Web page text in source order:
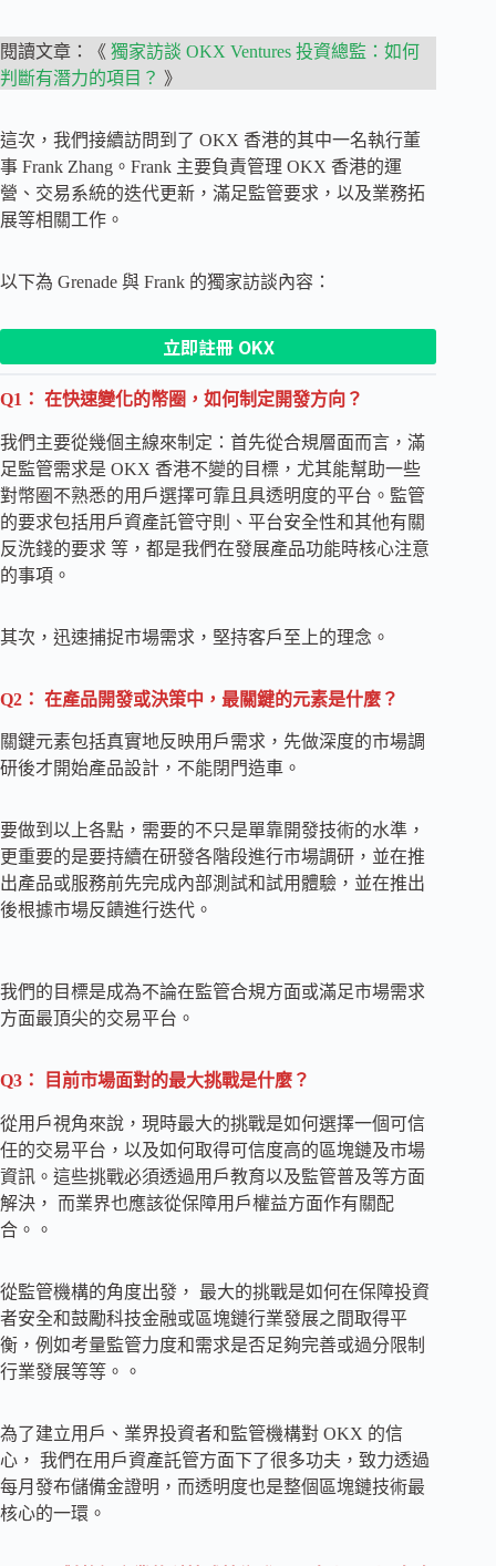
閱讀文章：《 獨家訪談 OKX Ventures 投資總監：如何
判斷有潛力的項目？ 》
這次，我們接續訪問到了 OKX 香港的其中一名執行董
事 Frank Zhang。Frank 主要負責管理 OKX 香港的運
營、交易系統的迭代更新，滿足監管要求，以及業務拓
展等相關工作。
以下為 Grenade 與 Frank 的獨家訪談內容：
立即註冊 OKX
Q1： 在快速變化的幣圈，如何制定開發方向？
我們主要從幾個主線來制定：首先從合規層面而言，滿
足監管需求是 OKX 香港不變的目標，尤其能幫助一些
對幣圈不熟悉的用戶選擇可靠且具透明度的平台。監管
的要求包括用戶資產託管守則、平台安全性和其他有關
反洗錢的要求 等，都是我們在發展產品功能時核心注意
的事項。
其次，迅速捕捉市場需求，堅持客戶至上的理念。
Q2： 在產品開發或決策中，最關鍵的元素是什麼？
關鍵元素包括真實地反映用戶需求，先做深度的市場調
研後才開始產品設計，不能閉門造車。
要做到以上各點，需要的不只是單靠開發技術的水準，
更重要的是要持續在研發各階段進行市場調研，並在推
出產品或服務前先完成內部測試和試用體驗，並在推出
後根據市場反饋進行迭代。
我們的目標是成為不論在監管合規方面或滿足市場需求
方面最頂尖的交易平台。
Q3： 目前市場面對的最大挑戰是什麼？
從用戶視角來說，現時最大的挑戰是如何選擇一個可信
任的交易平台，以及如何取得可信度高的區塊鏈及市場
資訊。這些挑戰必須透過用戶教育以及監管普及等方面
解決， 而業界也應該從保障用戶權益方面作有關配
合。。
從監管機構的角度出發， 最大的挑戰是如何在保障投資
者安全和鼓勵科技金融或區塊鏈行業發展之間取得平
衡，例如考量監管力度和需求是否足夠完善或過分限制
行業發展等等。。
為了建立用戶、業界投資者和監管機構對 OKX 的信
心， 我們在用戶資產託管方面下了很多功夫，致力透過
每月發布儲備金證明，而透明度也是整個區塊鏈技術最
核心的一環。